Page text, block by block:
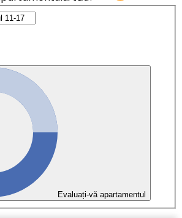
Evaluați-vă apartamentul